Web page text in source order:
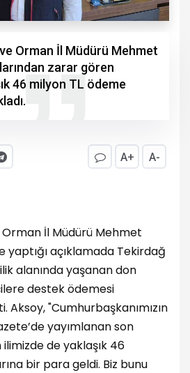
Orman İl Müdürü Mehmet
zarar gören
46 milyon TL ödeme
A+ A-
İl Müdürü Mehmet
yaptığı açıklamada Tekirdağ
alanında yaşanan don
destek ödemesi
Aksoy, "Cumhurbaşkanımızın
yayımlanan son
de yaklaşık 46
bir para geldi. Biz bunu